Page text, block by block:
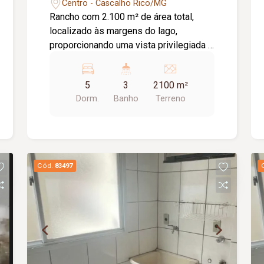
Centro - Cascalho Rico/MG
Rancho com 2.100 m² de área total,
localizado às margens do lago,
proporcionando uma vista privilegiada e
conta com: 01 casa com 03 quartos;
Sala; Cozinha; Banheiro; Varanda com
vidraças. 01 casa com: 02 quartos;
artesiano; Venda porteira fechada; Fácil
acesso. Excelente opção para lazer,
descanso, encontros em família ou
veículo no valor de até R$ 50.000,00
como parte da negociação.
5
Dorm.
3
Banho
2100 m²
Terreno
Cód. 83497